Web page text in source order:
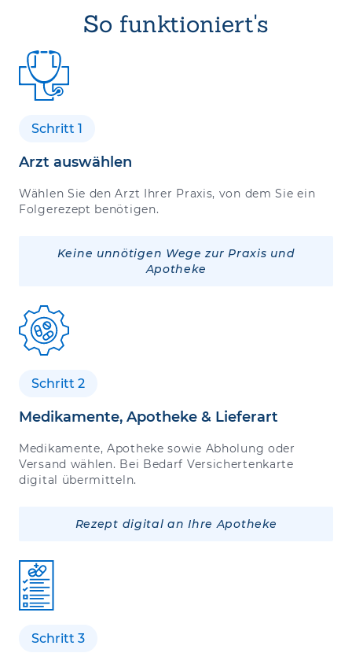
So funktioniert's
Schritt 1
Arzt auswählen
Wählen Sie den Arzt Ihrer Praxis, von dem Sie ein
Folgerezept benötigen.
Keine unnötigen Wege zur Praxis und
Apotheke
Schritt 2
Medikamente, Apotheke & Lieferart
Medikamente, Apotheke sowie Abholung oder
Versand wählen. Bei Bedarf Versichertenkarte
digital übermitteln.
Rezept digital an Ihre Apotheke
Schritt 3